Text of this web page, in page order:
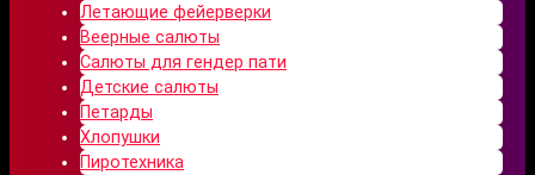
Летающие фейерверки
Веерные салюты
Салюты для гендер пати
Детские салюты
Петарды
Хлопушки
Пиротехника